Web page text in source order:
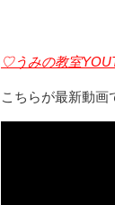
♡うみの教室
こちらが最新動画